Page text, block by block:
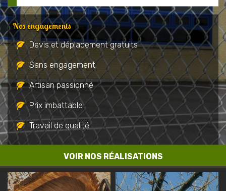
VOIR NOS RÉALISATIONS
Nos engagements
Devis et déplacement gratuits
Sans engagement
Artisan passionné
Prix imbattable
Travail de qualité